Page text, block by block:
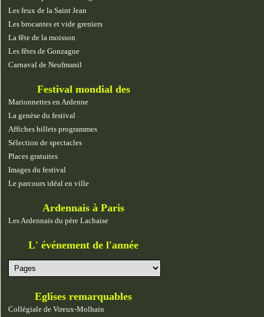
Les feux de la Saint Jean
Les brocantes et vide greniers
La fête de la moisson
Les fêtes de Gonzague
Carnaval de Neufmanil
Festival mondial des
marionnettes
Marionnettes en Ardenne
La genèse du festival
Affiches billets programmes
Sélection de spectacles
Places gratuites
Images du festival
Le parcours idéal en ville
Ardennais à Paris
Les Ardennais du père Lachaise
L' événement de l'année
Eglises remarquables
Collégiale de Vireux-Molhain